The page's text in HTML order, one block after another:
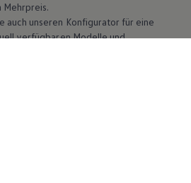
Mehrpreis.
auch unseren Konfigurator für eine
verfügbaren Modelle und